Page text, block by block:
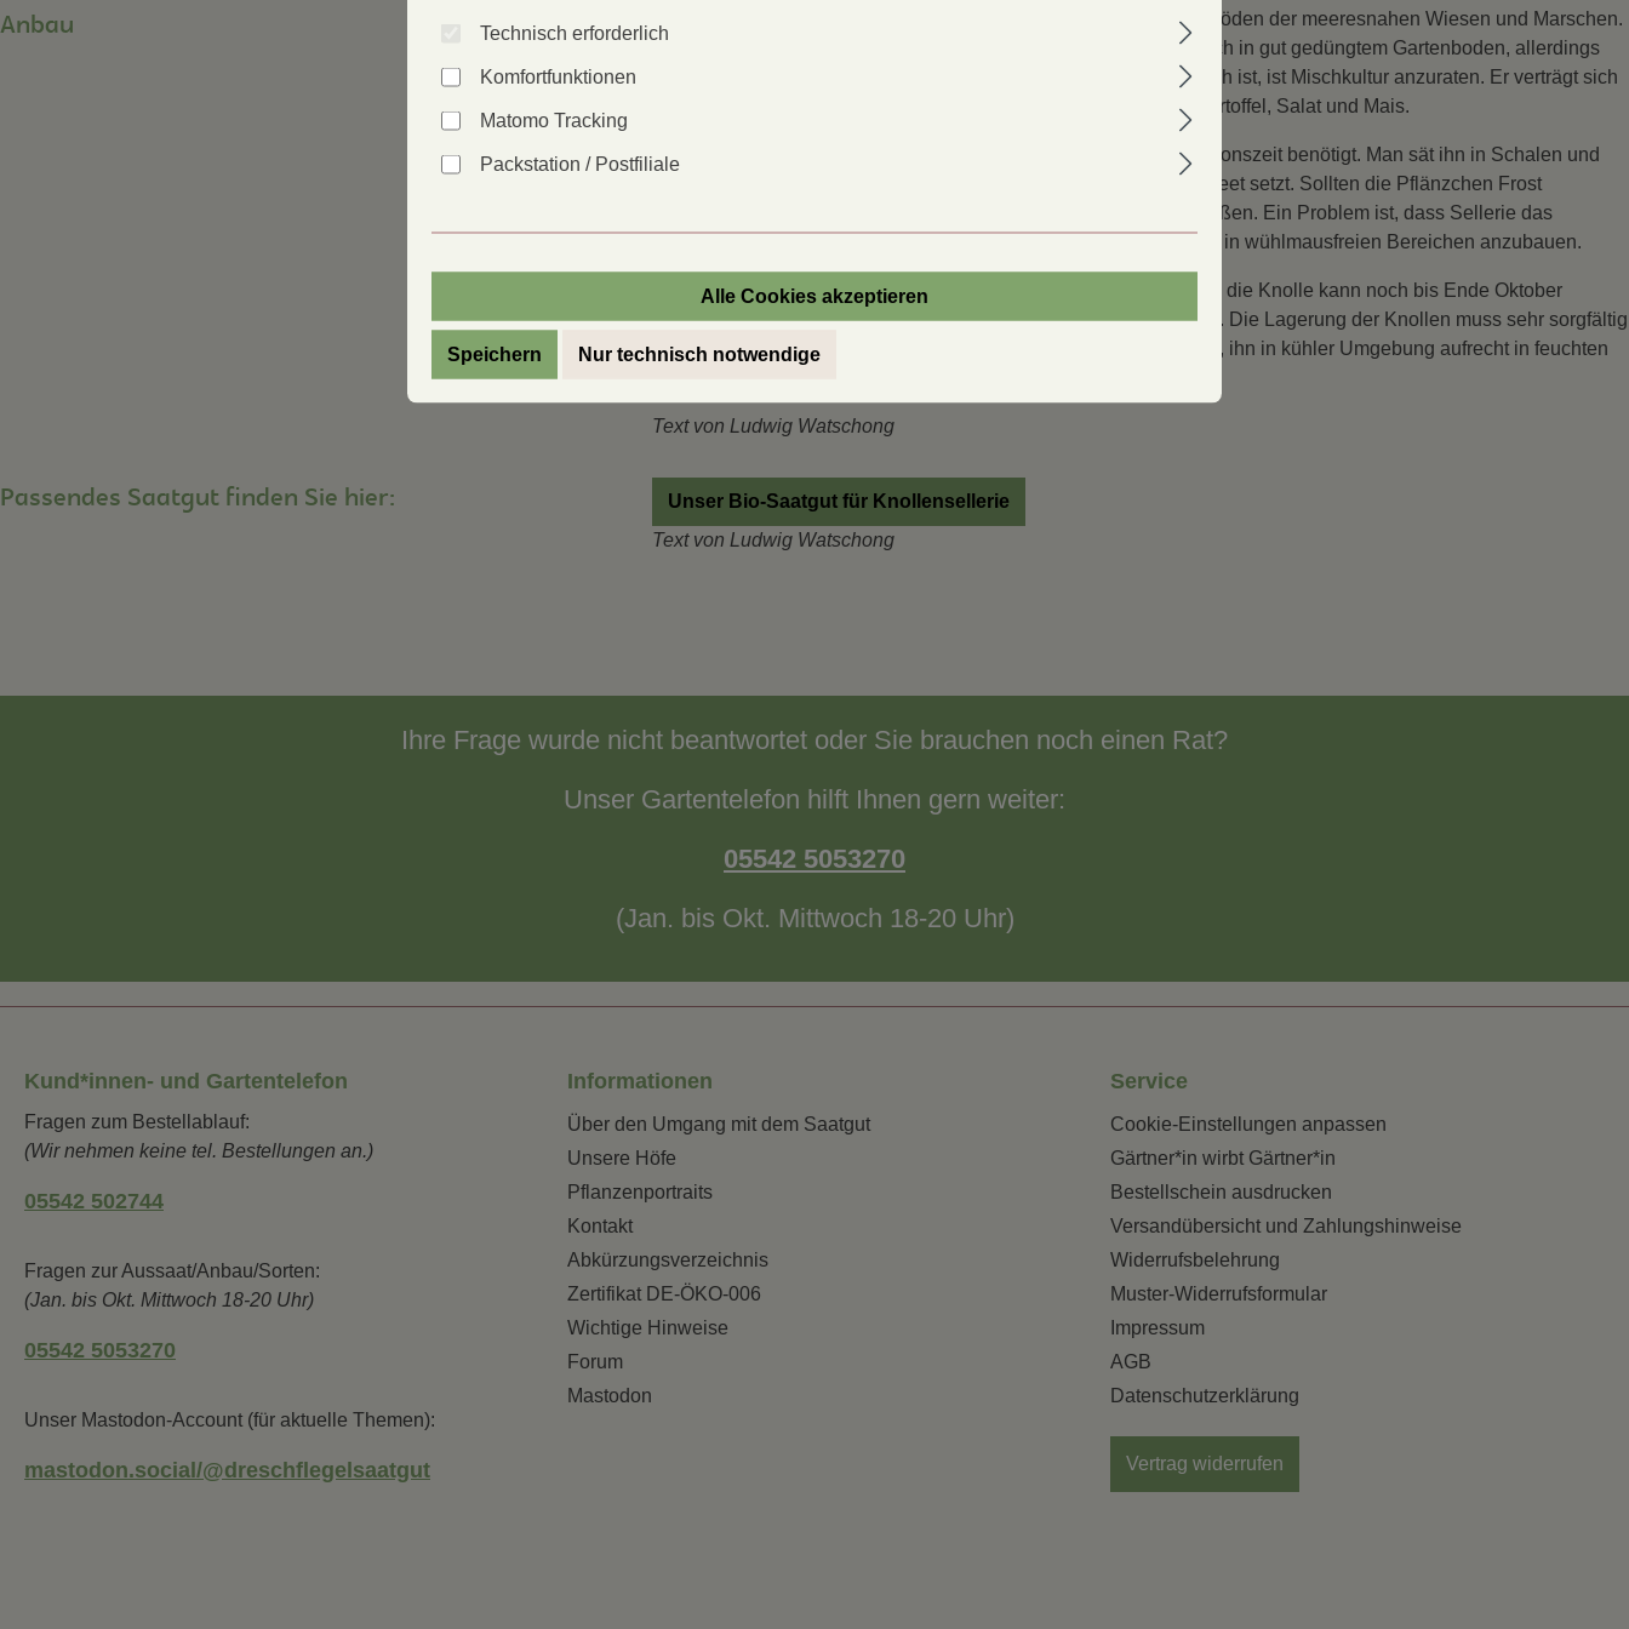
Anbau
Der wilde Sellerie liebt das Meer und wächst in den salzhaltigen Böden der meeresnahen Wiesen und Marschen.
Auch an der Nord- und Ostsee kann man ihn finden. Er wächst auch in gut gedüngtem Gartenboden, allerdings
braucht er viel Feuchtigkeit. Da der Sellerie sehr selbstunverträglich ist, ist Mischkultur anzuraten. Er verträgt sich
gut mit Bohnen, Kohl, Gurke und Kamille - nicht so sehr mag er Kartoffel, Salat und Mais.
Die Aussaat erfolgt sehr früh im Frühjahr, da er eine lange Vegetationszeit benötigt. Man sät ihn in Schalen und
pikiert ihn dann in Töpfchen, die man nach dem letzten Frost ins Beet setzt. Sollten die Pflänzchen Frost
abbekommen, könnte es sein, dass sie im ersten Jahr schon schießen. Ein Problem ist, dass Sellerie das
Lieblingsessen von Wühlmäusen darstellt, daher ist es ratsam, ihn in wühlmausfreien Bereichen anzubauen.
Die Ernte der Stängel erfolgt Ende September nach dem Bleichen, die Knolle kann noch bis Ende Oktober
wachsen und verträgt die ersten sehr leichten Fröste des Herbstes. Die Lagerung der Knollen muss sehr sorgfältig
geschehen, da die Wachstumsstelle schnell fault. Am besten ist es, ihn in kühler Umgebung aufrecht in feuchten
Text von Ludwig Watschong
Passendes Saatgut finden Sie hier:
Unser Bio-Saatgut für Knollensellerie
Text von Ludwig Watschong
Ihre Frage wurde nicht beantwortet oder Sie brauchen noch einen Rat?
Unser Gartentelefon hilft Ihnen gern weiter:
05542 5053270
(Jan. bis Okt. Mittwoch 18-20 Uhr)
Kund*innen- und Gartentelefon
Fragen zum Bestellablauf:
(Wir nehmen keine tel. Bestellungen an.)
05542 502744
Fragen zur Aussaat/Anbau/Sorten:
(Jan. bis Okt. Mittwoch 18-20 Uhr)
05542 5053270
Unser Mastodon-Account (für aktuelle Themen):
mastodon.social/@dreschflegelsaatgut
Informationen
Über den Umgang mit dem Saatgut
Unsere Höfe
Pflanzenportraits
Kontakt
Abkürzungsverzeichnis
Zertifikat DE-ÖKO-006
Wichtige Hinweise
Forum
Mastodon
Service
Cookie-Einstellungen anpassen
Gärtner*in wirbt Gärtner*in
Bestellschein ausdrucken
Versandübersicht und Zahlungshinweise
Widerrufsbelehrung
Muster-Widerrufsformular
Impressum
AGB
Datenschutzerklärung
Vertrag widerrufen
Technisch erforderlich
Komfortfunktionen
Matomo Tracking
Packstation / Postfiliale
Alle Cookies akzeptieren
Speichern Nur technisch notwendige